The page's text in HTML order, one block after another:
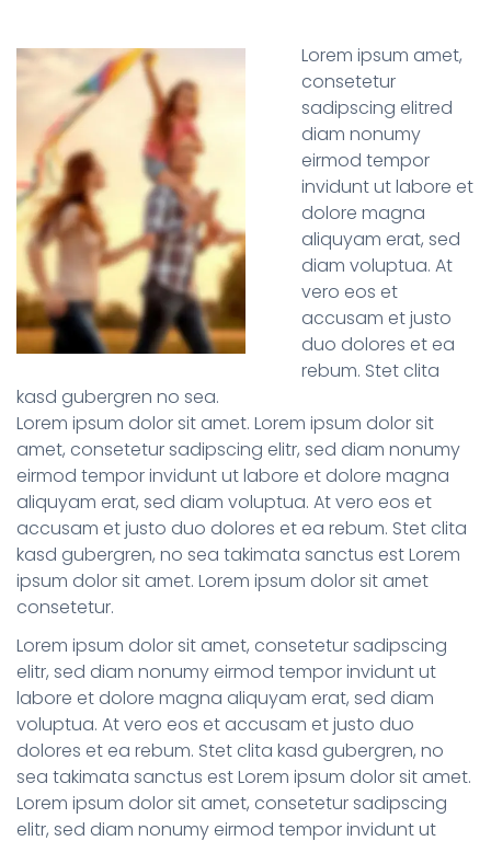
Lorem ipsum amet,
consetetur
sadipscing elitred
diam nonumy
eirmod tempor
invidunt ut labore et
dolore magna
aliquyam erat, sed
diam voluptua. At
vero eos et
accusam et justo
duo dolores et ea
rebum. Stet clita
kasd gubergren no sea.
Lorem ipsum dolor sit amet. Lorem ipsum dolor sit
amet, consetetur sadipscing elitr, sed diam nonumy
eirmod tempor invidunt ut labore et dolore magna
aliquyam erat, sed diam voluptua. At vero eos et
accusam et justo duo dolores et ea rebum. Stet clita
kasd gubergren, no sea takimata sanctus est Lorem
ipsum dolor sit amet. Lorem ipsum dolor sit amet
consetetur.
Lorem ipsum dolor sit amet, consetetur sadipscing
elitr, sed diam nonumy eirmod tempor invidunt ut
labore et dolore magna aliquyam erat, sed diam
voluptua. At vero eos et accusam et justo duo
dolores et ea rebum. Stet clita kasd gubergren, no
sea takimata sanctus est Lorem ipsum dolor sit amet.
Lorem ipsum dolor sit amet, consetetur sadipscing
elitr, sed diam nonumy eirmod tempor invidunt ut